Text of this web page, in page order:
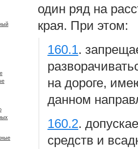
один ряд на
края. При этом:
160.1.
на дороге,
данном
160.2.
средств и